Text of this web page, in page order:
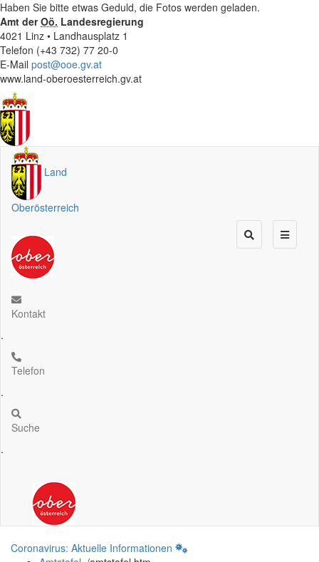
Haben Sie bitte etwas Geduld, die Fotos werden geladen.
Amt derOö. Landesregierung
4021 Linz • Landhausplatz 1
Telefon (+43 732) 77 20-0
E-Mail post@ooe.gv.at
www.land-oberoesterreich.gv.at
Land
Oberösterreich
Kontakt
.
Telefon
.
Suche
.
Coronavirus: Aktuelle Informationen